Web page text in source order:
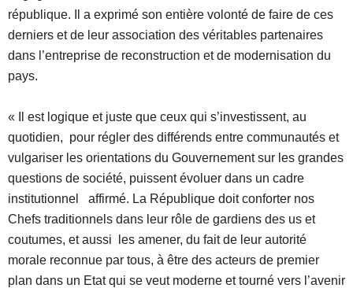
république. Il a exprimé son entière volonté de faire de ces
derniers et de leur association des véritables partenaires
dans l’entreprise de reconstruction et de modernisation du
pays.
« Il est logique et juste que ceux qui s’investissent, au
quotidien, pour régler des différends entre communautés et
vulgariser les orientations du Gouvernement sur les grandes
questions de société, puissent évoluer dans un cadre
institutionnel affirmé. La République doit conforter nos
Chefs traditionnels dans leur rôle de gardiens des us et
coutumes, et aussi les amener, du fait de leur autorité
morale reconnue par tous, à être des acteurs de premier
plan dans un Etat qui se veut moderne et tourné vers l’avenir